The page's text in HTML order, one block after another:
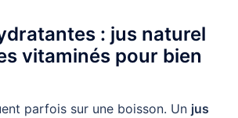
: jus naturel
vitaminés pour bien
parfois sur une boisson. Un jus